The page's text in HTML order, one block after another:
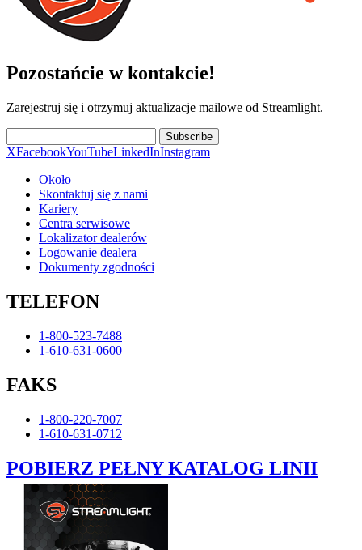
Pozostańcie w kontakcie!
Zarejestruj się i otrzymuj aktualizacje mailowe od Streamlight.
Subscribe
XFacebookYouTubeLinkedInInstagram
Około
Skontaktuj się z nami
Kariery
Centra serwisowe
Lokalizator dealerów
Logowanie dealera
Dokumenty zgodności
TELEFON
1-800-523-7488
1-610-631-0600
FAKS
1-800-220-7007
1-610-631-0712
POBIERZ PEŁNY KATALOG LINII